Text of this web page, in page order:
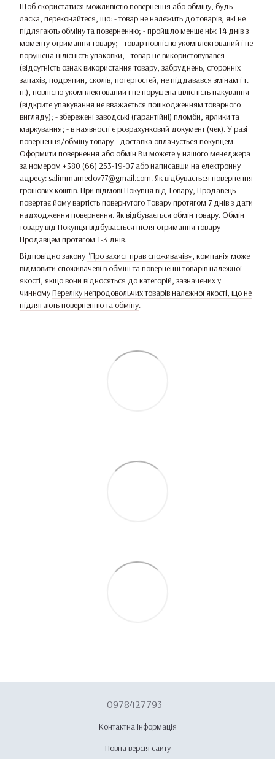
Щоб скористатися можливістю повернення або обміну, будь
ласка, переконайтеся, що: - товар не належить до товарів, які не
підлягають обміну та поверненню; - пройшло менше ніж 14 днів з
моменту отримання товару; - товар повністю укомплектований і не
порушена цілісність упаковки; - товар не використовувався
(відсутність ознак використання товару, забруднень, сторонніх
запахів, подряпин, сколів, потертостей, не піддавався змінам і т.
п.), повністю укомплектований і не порушена цілісність пакування
(відкрите упакування не вважається пошкодженням товарного
вигляду); - збережені заводські (гарантійні) пломби, ярлики та
маркування; - в наявності є розрахунковий документ (чек). У разі
повернення/обміну товару - доставка оплачується покупцем.
Оформити повернення або обмін Ви можете у нашого менеджера
за номером +380 (66) 253-19-07 або написавши на електронну
адресу: salimmamedov77@gmail.com. Як відбувається повернення
грошових коштів. При відмові Покупця від Товару, Продавець
повертає йому вартість повернутого Товару протягом 7 днів з дати
надходження повернення. Як відбувається обмін товару. Обмін
товару від Покупця відбувається після отримання товару
Продавцем протягом 1-3 днів.
Відповідно закону "Про захист прав споживачів», компанія може
відмовити споживачеві в обміні та поверненні товарів належної
якості, якщо вони відносяться до категорій, зазначених у
чинномуПереліку непродовольчих товарів належної якості, що не
підлягають поверненню та обміну.
0978427793
Контактна інформація
Повна версія сайту